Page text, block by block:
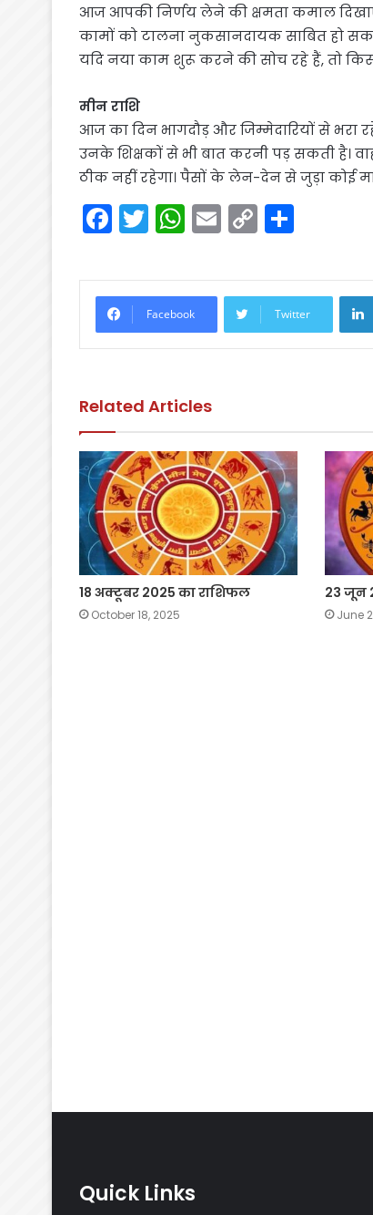
आज आपकी निर्णय लेने की क्षमता कमाल
कामों को टालना नुकसानदायक साबित हो
यदि नया काम शुरू करने की सोच रहे हैं, तो
मीन राशि
आज का दिन भागदौड़ और जिम्मेदारियों से
उनके शिक्षकों से भी बात करनी पड़ सकती है।
ठीक नहीं रहेगा। पैसों के लेन-देन से जुड़ा कोई
F
a
c
e
b
o
k
T
w
itt
er
W
h
a
ts
A
p
E
m
ai
l
C
o
p
y
Li
ar
e
Facebook Twitter
Related Articles
18 अक्टूबर 2025 का राशिफल
October 18, 2025
23 जून
June
Quick Links